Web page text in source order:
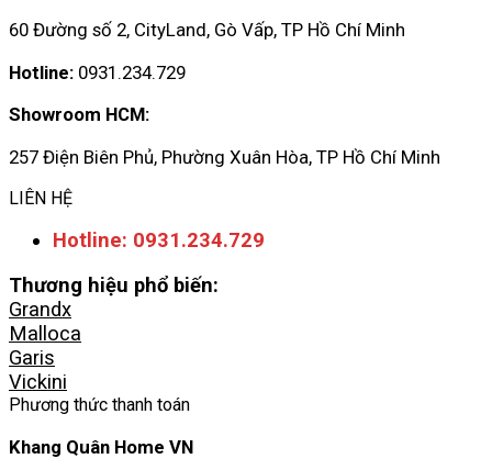
60 Đường số 2, CityLand, Gò Vấp, TP Hồ Chí Minh
Hotline: 0931.234.729
Showroom HCM:
257 Điện Biên Phủ, Phường Xuân Hòa, TP Hồ Chí Minh
LIÊN HỆ
Hotline: 0931.234.729
Thương hiệu phổ biến:
Grandx
Malloca
Garis
Vickini
Phương thức thanh toán
Khang Quân Home VN